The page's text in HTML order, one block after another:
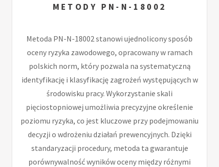
METODY PN-N-18002
Metoda PN-N-18002 stanowi ujednolicony sposób
oceny ryzyka zawodowego, opracowany w ramach
polskich norm, który pozwala na systematyczną
identyfikację i klasyfikację zagrożeń występujących w
środowisku pracy. Wykorzystanie skali
pięciostopniowej umożliwia precyzyjne określenie
poziomu ryzyka, co jest kluczowe przy podejmowaniu
decyzji o wdrożeniu działań prewencyjnych. Dzięki
standaryzacji procedury, metoda ta gwarantuje
porównywalność wyników oceny między różnymi